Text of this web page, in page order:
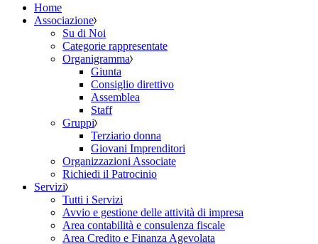
Home
Associazione
Su di Noi
Categorie rappresentate
Organigramma
Giunta
Consiglio direttivo
Assemblea
Staff
Gruppi
Terziario donna
Giovani Imprenditori
Organizzazioni Associate
Richiedi il Patrocinio
Servizi
Tutti i Servizi
Avvio e gestione delle attività di impresa
Area contabilità e consulenza fiscale
Area Credito e Finanza Agevolata